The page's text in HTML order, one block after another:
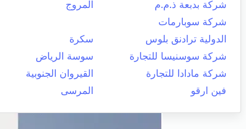
شركة بدبعة ذ.م.م
المروج
شركة سوبارمات
الدولية ترادنق بلوس
سكرة
شركة سوسنيسا للتجارة
سوسة الرياض
شركة مادادا للتجارة
القيروان الجنوبية
فين ارقو
المرسى